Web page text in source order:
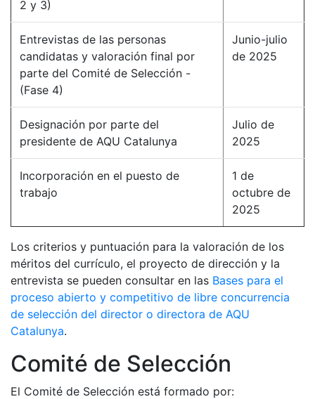
2 y 3)
Entrevistas de las personas
candidatas y valoración final por
parte del Comité de Selección -
(Fase 4)
Junio-julio
de 2025
Designación por parte del
presidente de AQU Catalunya
Julio de
2025
Incorporación en el puesto de
trabajo
1 de
octubre de
2025
Los criterios y puntuación para la valoración de los
méritos del currículo, el proyecto de dirección y la
entrevista se pueden consultar en las Bases para el
proceso abierto y competitivo de libre concurrencia
de selección del director o directora de AQU
Catalunya.
Comité de Selección
El Comité de Selección está formado por: